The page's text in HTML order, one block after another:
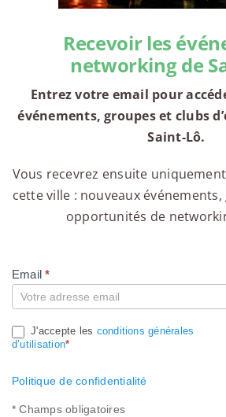
Recevoir les
networking de
Entrez votre email pour
événements, groupes et clubs
Saint-Lô.
Vous recevrez ensuite
cette ville : nouveaux
opportunités de
Compte
Email*
J'accepte les conditions générales
d’utilisation*
Politique de confidentialité
* Champs obligatoires